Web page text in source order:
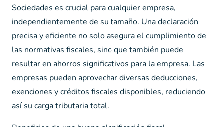
Sociedades es crucial para cualquier empresa,
independientemente de su tamaño. Una declaración
precisa y eficiente no solo asegura el cumplimiento de
las normativas fiscales, sino que también puede
resultar en ahorros significativos para la empresa. Las
empresas pueden aprovechar diversas deducciones,
exenciones y créditos fiscales disponibles, reduciendo
así su carga tributaria total.